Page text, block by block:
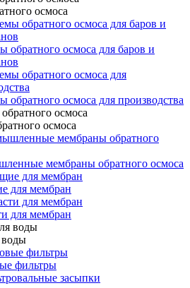
осмоса
обратного осмоса для баров и
обратного осмоса для производства
осмоса
мембраны обратного осмоса
для мембран
для мембран
фильтры